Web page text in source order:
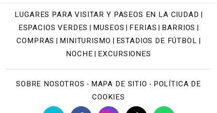
LUGARES PARA VISITAR Y PASEOS EN LA CIUDAD
ESPACIOS VERDES MUSEOS FERIAS BARRIOS
COMPRAS MINITURISMO ESTADIOS DE FÚTBOL
NOCHE EXCURSIONES
SOBRE NOSOTROS - MAPA DE SITIO - POLÍTICA DE
COOKIES